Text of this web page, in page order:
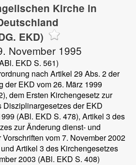
Kirche in
EKD)
November 1995
EKD S. 561)
nach Artikel 29 Abs. 2 der
der EKD vom 26. März 1999
dem Ersten Kirchengesetz zur
Disziplinargesetzes der EKD
(ABl. EKD S. 478), Artikel 3 des
zur Änderung dienst- und
vom 7. November 2002
Artikel 3 des Kirchengesetzes
2003 (ABl. EKD S. 408)